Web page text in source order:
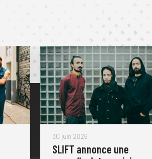
30 juin 2026
SLIFT annonce une